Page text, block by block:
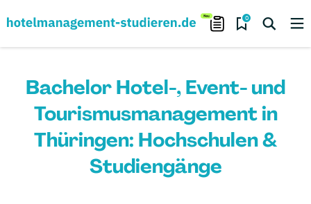
0
Bachelor Hotel-, Event- und
Tourismusmanagement in
Thüringen: Hochschulen &
Studiengänge